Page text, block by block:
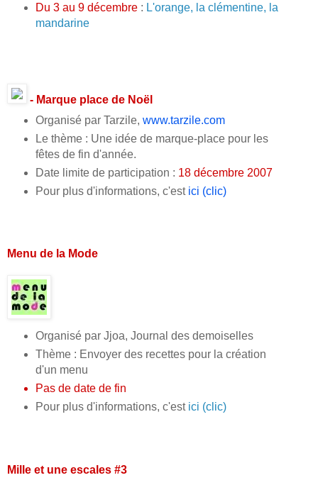
Du 3 au 9 décembre : L'orange, la clémentine, la
mandarine
- Marque place de Noël
Organisé par Tarzile, www.tarzile.com
Le thème : Une idée de marque-place pour les
fêtes de fin d'année.
Date limite de participation : 18 décembre 2007
Pour plus d'informations, c'est ici (clic)
Menu de la Mode
Organisé par Jjoa, Journal des demoiselles
Thème : Envoyer des recettes pour la création
d'un menu
Pas de date de fin
Pour plus d'informations, c'est ici (clic)
Mille et une escales #3